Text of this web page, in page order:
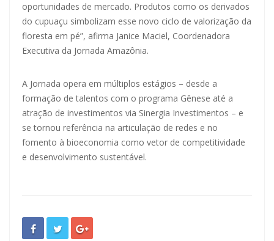
oportunidades de mercado. Produtos como os derivados
do cupuaçu simbolizam esse novo ciclo de valorização da
floresta em pé”, afirma Janice Maciel, Coordenadora
Executiva da Jornada Amazônia.
A Jornada opera em múltiplos estágios – desde a
formação de talentos com o programa Gênese até a
atração de investimentos via Sinergia Investimentos – e
se tornou referência na articulação de redes e no
fomento à bioeconomia como vetor de competitividade
e desenvolvimento sustentável.